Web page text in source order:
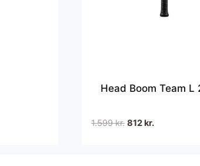
Head Boom Team L
1.599kr. Den
812kr.Den